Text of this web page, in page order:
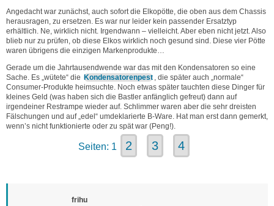
Angedacht war zunächst, auch sofort die Elkopötte, die oben aus dem Chassis
herausragen, zu ersetzen. Es war nur leider kein passender Ersatztyp
erhältlich. Ne, wirklich nicht. Irgendwann – vielleicht. Aber eben nicht jetzt. Also
blieb nur zu prüfen, ob diese Elkos wirklich noch gesund sind. Diese vier Pötte
waren übrigens die einzigen Markenprodukte…
Gerade um die Jahrtausendwende war das mit den Kondensatoren so eine
Sache. Es „wütete“ die Kondensatorenpest , die später auch „normale“
Consumer-Produkte heimsuchte. Noch etwas später tauchten diese Dinger für
kleines Geld (was haben sich die Bastler anfänglich gefreut) dann auf
irgendeiner Restrampe wieder auf. Schlimmer waren aber die sehr dreisten
Fälschungen und auf „edel“ umdeklarierte B-Ware. Hat man erst dann gemerkt,
wenn’s nicht funktionierte oder zu spät war (Peng!).
Seiten: 1 2 3 4
frihu